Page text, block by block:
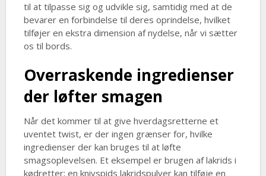
til at tilpasse sig og udvikle sig, samtidig med at de
bevarer en forbindelse til deres oprindelse, hvilket
tilføjer en ekstra dimension af nydelse, når vi sætter
os til bords.
Overraskende ingredienser
der løfter smagen
Når det kommer til at give hverdagsretterne et
uventet twist, er der ingen grænser for, hvilke
ingredienser der kan bruges til at løfte
smagsoplevelsen. Et eksempel er brugen af lakrids i
kødretter; en knivspids lakridspulver kan tilføje en